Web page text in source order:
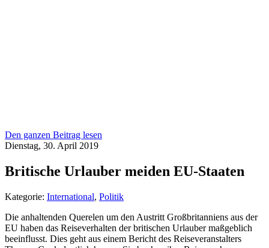
Den ganzen Beitrag lesen
Dienstag, 30. April 2019
Britische Urlauber meiden EU-Staaten
Kategorie: International, Politik
Die anhaltenden Querelen um den Austritt Großbritanniens aus der
EU haben das Reiseverhalten der britischen Urlauber maßgeblich
beeinflusst. Dies geht aus einem Bericht des Reiseveranstalters